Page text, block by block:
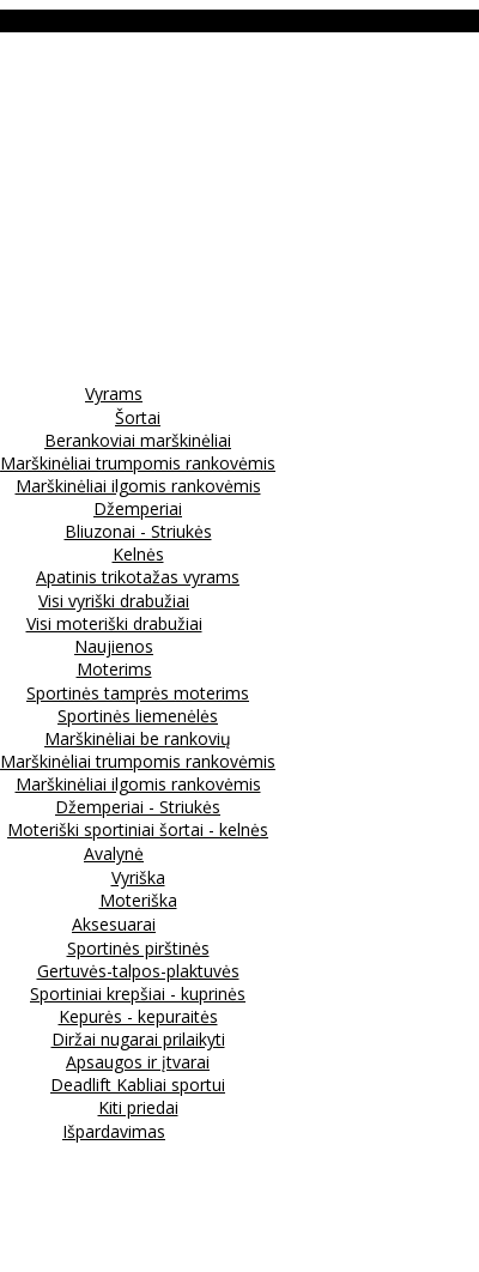
Vyrams
Šortai
Berankoviai marškinėliai
Marškinėliai trumpomis rankovėmis
Marškinėliai ilgomis rankovėmis
Džemperiai
Bliuzonai - Striukės
Kelnės
Apatinis trikotažas vyrams
Visi vyriški drabužiai
Visi moteriški drabužiai
Naujienos
Moterims
Sportinės tamprės moterims
Sportinės liemenėlės
Marškinėliai be rankovių
Marškinėliai trumpomis rankovėmis
Marškinėliai ilgomis rankovėmis
Džemperiai - Striukės
Moteriški sportiniai šortai - kelnės
Avalynė
Vyriška
Moteriška
Aksesuarai
Sportinės pirštinės
Gertuvės-talpos-plaktuvės
Sportiniai krepšiai - kuprinės
Kepurės - kepuraitės
Diržai nugarai prilaikyti
Apsaugos ir įtvarai
Deadlift Kabliai sportui
Kiti priedai
Išpardavimas